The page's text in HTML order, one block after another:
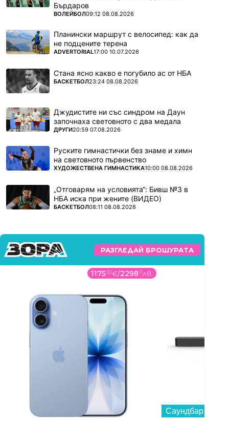
Бърдаров
ПОВЕЧЕ ОТ
ВОЛЕЙБОЛ09:12 08.08.2026
Планински маршрут с велосипед: как да
не подцените терена
ПОВЕЧЕ ОТ
ADVERTORIAL17:00 10.07.2026
Стана ясно какво е погубило ас от НБА
ПОВЕЧЕ ОТ
БАСКЕТБОЛ23:24 08.08.2026
Джудистите ни със синдром на Даун
започнаха световното с два медала
ПОВЕЧЕ ОТ
ДРУГИ20:59 07.08.2026
Руските гимнастички без знаме и химн
на световното първенство
ПОВЕЧЕ ОТ
ХУДОЖЕСТВЕНА ГИМНАСТИКА10:00 08.08.2026
„Отговарям на условията“: Бивш №3 в
НБА иска при жените (ВИДЕО)
ПОВЕЧЕ ОТ
БАСКЕТБОЛ08:11 08.08.2026
РАЗГЛЕДАЙ БРОШУРАТА
117500€/229811лв.
Саундбар